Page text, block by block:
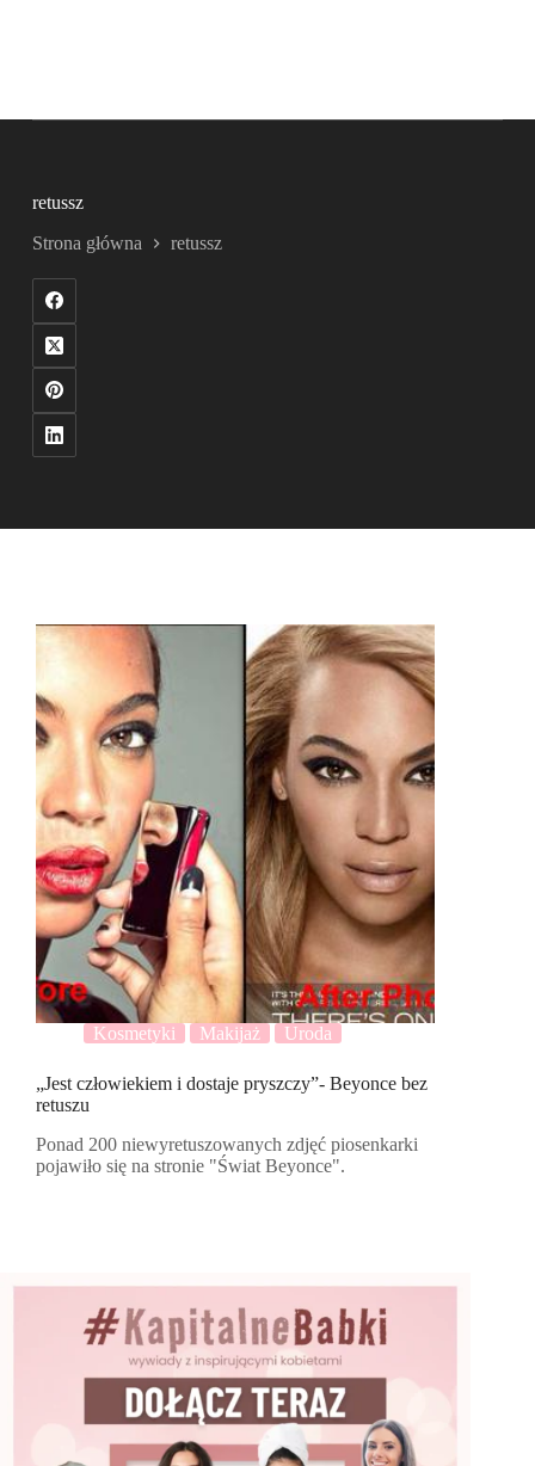
retussz
Strona główna retussz
Kosmetyki Makijaż Uroda
„Jest człowiekiem i dostaje pryszczy”- Beyonce bez
retuszu
Ponad 200 niewyretuszowanych zdjęć piosenkarki
pojawiło się na stronie "Świat Beyonce".